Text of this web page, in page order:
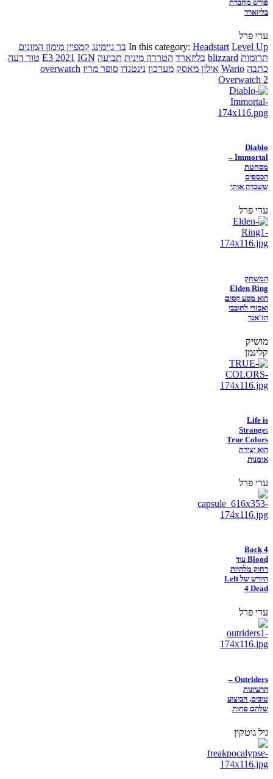
פורש מחברת
בליזארד
עדי פרל
In this category: Headstart Level Up בר גיימינג קמפיין מימון המונים
תרומות blizzard בליזארד הטרדה מינית תביעה E3 2021 IGN
טור דעה
כתבה Wario אילון מאסק מערכון נינטנדו סופר מריו overwatch
Overwatch 2
Diablo
Immortal –
מסחטת
הכספים
ששברה אותי
עדי פרל
המשחק
Elden Ring
הוא מסע קסום
ואכזרי לחובבי
הז'אנר
מושיק
קלינמן
Life is
Strange:
True Colors
הוא יצירת
אומנות
עדי פרל
Back 4
Blood עוד
רחוק מלהיות
היורש של Left
4 Dead
עדי פרל
Outriders –
הרעיונות
טובים, הביצוע
שלהם פחות
גיל גוטקין